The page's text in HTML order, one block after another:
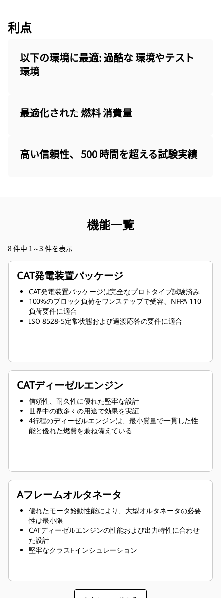
利点
以下の環境に最適: 過酷な 環境やテスト
環境
最適化された 燃料 消費量
高い信頼性、 500 時間を超える試験実績
機能一覧
8 件中 1～3 件を表示
CAT発電装置パッケージ
CAT発電装置パッケージは完全なプロトタイプ試験済み
100%のブロック負荷をワンステップで受容、NFPA 110
負荷要件に適合
ISO 8528-5定常状態および過渡応答の要件に適合
CATディーゼルエンジン
信頼性、耐久性に優れた堅牢な設計
世界中の数多くの用途で効果を実証
4行程のディーゼルエンジンは、最小質量で一貫した性
能と優れた燃費を兼ね備えている
Aフレームオルタネータ
優れたモータ始動性能により、大型オルタネータの必要
性は最小限
CATディーゼルエンジンの性能および出力特性に合わせ
た設計
堅牢なクラスHインシュレーション